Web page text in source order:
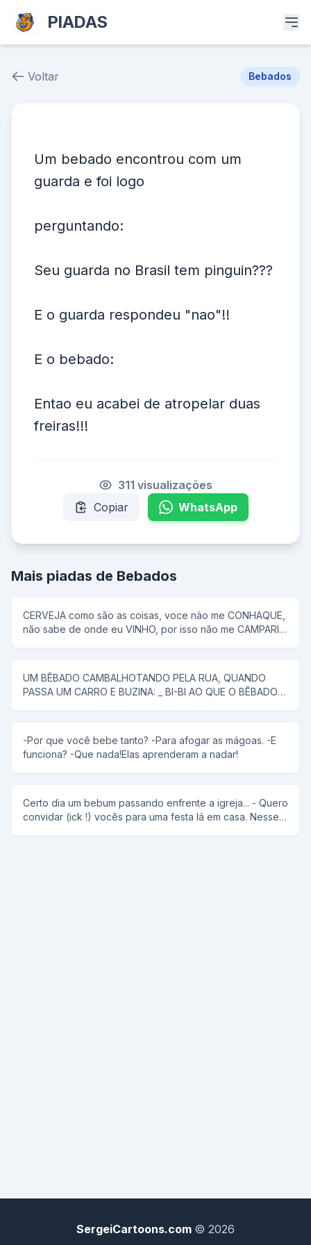
PIADAS
Voltar Bebados
Um bebado encontrou com um
guarda e foi logo
perguntando:
Seu guarda no Brasil tem pinguin???
E o guarda respondeu "nao"!!
E o bebado:
Entao eu acabei de atropelar duas
freiras!!!
311 visualizações
Copiar
WhatsApp
Mais piadas de Bebados
CERVEJA como são as coisas, voce nâo me CONHAQUE,
não sabe de onde eu VINHO, por isso não me CAMPARI
UM BÊBADO CAMBALHOTANDO PELA RUA, QUANDO
PASSA UM CARRO E BUZINA: _ BI-BI AO QUE O BÊBADO
-Por que você bebe tanto? -Para afogar as mágoas. -E
funciona? -Que nada!Elas aprenderam a nadar!
Certo dia um bebum passando enfrente a igreja... - Quero
convidar (ick !) vocês para uma festa lá em casa. Nesse
SergeiCartoons.com © 2026